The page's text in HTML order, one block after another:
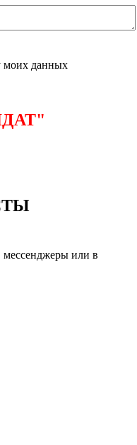
моих данных
мессенджеры или в